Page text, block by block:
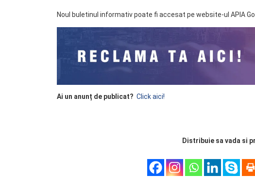
Noul buletinul informativ poate fi accesat pe website-ul APIA
Ai un anunț de publicat? Click aici!
Distribuie sa vada si